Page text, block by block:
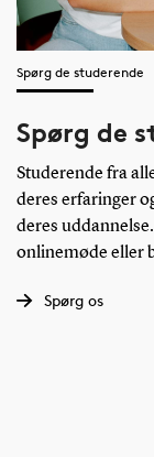
Spørg de studerende
Spørg de
Studerende fra
deres erfaringer
deres
onlinemøde eller
Spørg os